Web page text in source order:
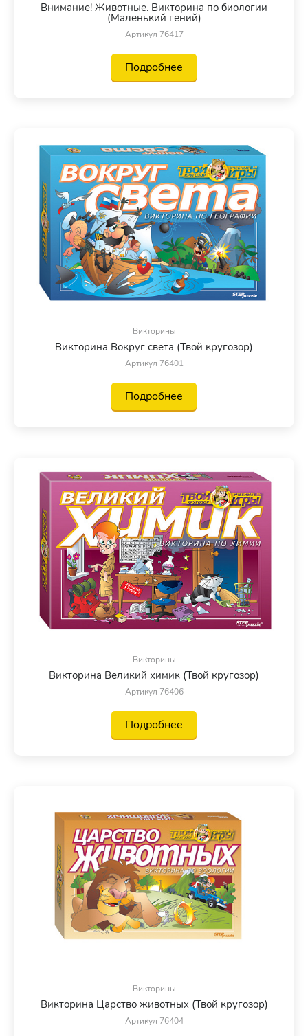
Внимание! Животные. Викторина по биологии
(Маленький гений)
Артикул 76417
Подробнее
Викторины
Викторина Вокруг света (Твой кругозор)
Артикул 76401
Подробнее
Викторины
Викторина Великий химик (Твой кругозор)
Артикул 76406
Подробнее
Викторины
Викторина Царство животных (Твой кругозор)
Артикул 76404